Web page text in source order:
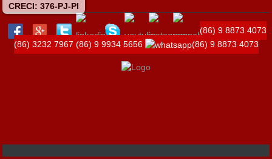
CRECI: 376-PJ-PI
(86) 9 8873 4073
(86) 3232 7967 (86) 9 9934 5656 (86) 9 8873 4073